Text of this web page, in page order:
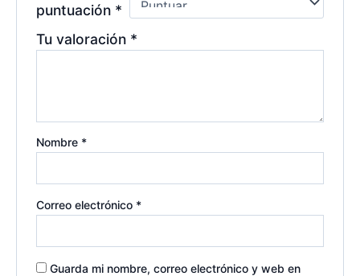
puntuación *
Tu valoración *
Nombre *
Correo electrónico *
Guarda mi nombre, correo electrónico y web en